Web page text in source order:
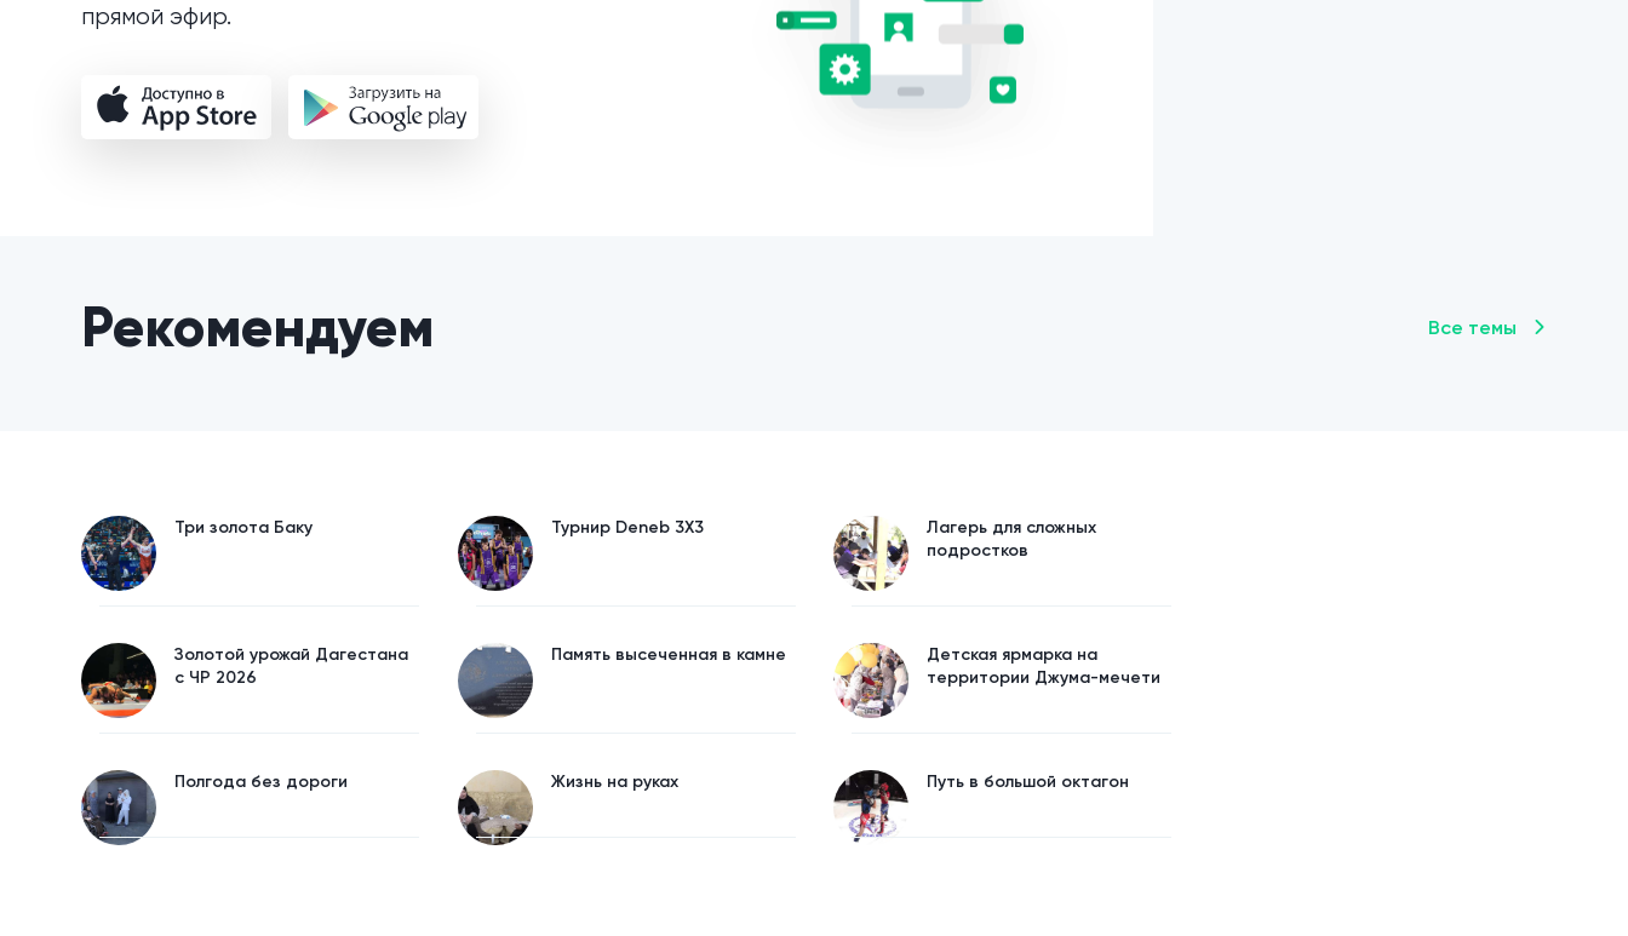
прямой эфир.
Рекомендуем Все темы
Три золота Баку Турнир Deneb 3X3
Лагерь для сложных
подростков
Золотой урожай Дагестана
с ЧР 2026
Память высеченная в камне
Детская ярмарка на
территории Джума-мечети
Полгода без дороги Жизнь на руках Путь в большой октагон